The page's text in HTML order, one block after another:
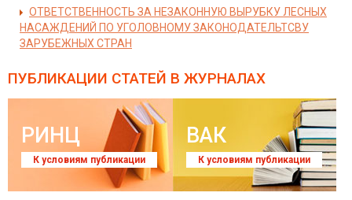
ОТВЕТСТВЕННОСТЬ ЗА НЕЗАКОННУЮ ВЫРУБКУ ЛЕСНЫХ
НАСАЖДЕНИЙ ПО УГОЛОВНОМУ ЗАКОНОДАТЕЛЬТСВУ
ЗАРУБЕЖНЫХ СТРАН
ПУБЛИКАЦИИ СТАТЕЙ В ЖУРНАЛАХ
РИНЦ
К условиям публикации
ВАК
К условиям публикации